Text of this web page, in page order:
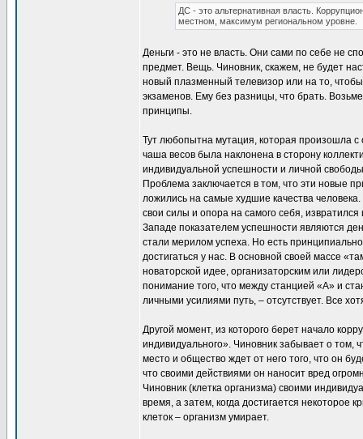
ДС - это альтернативная власть.
местном, максимум региональном уровне.
Деньги - это не власть. Они сами по себе не
предмет. Вещь. Чиновник, скажем, не будет
новый плазменный телевизор или на то,
экзаменов. Ему без разницы, что брать.
принципы.
Тут любопытна мутация, которая произошла
чаша весов была наклонена в сторону
индивидуальной успешности и личной
Проблема заключается в том, что эти новые
ложились на самые худшие качества
свои силы и опора на самого себя,
Западе показателем успешности являются
стали мерилом успеха. Но есть
достигаться у нас. В основной своей массе
новаторской идее, организаторским или
понимание того, что между станцией «А» и
личными усилиями путь, – отсутствует. Все
Другой момент, из которого берет начало
индивидуального». Чиновник забывает о том,
место и общество ждет от него того, что он
что своими действиями он наносит вред
Чиновник (клетка организма) своими
время, а затем, когда достигается некоторое
клеток – организм умирает.